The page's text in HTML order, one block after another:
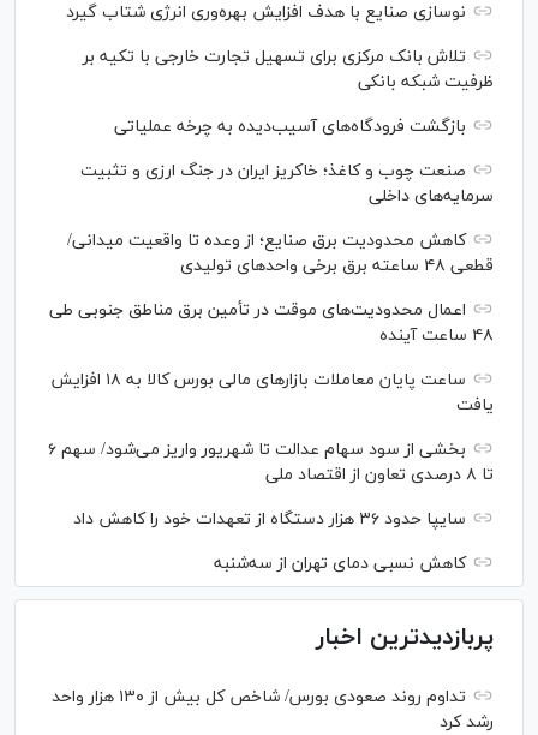
نوسازی صنایع با هدف افزایش بهره‌وری انرژی شتاب گیرد
تلاش بانک مرکزی برای تسهیل تجارت خارجی با تکیه بر
ظرفیت شبکه بانکی
بازگشت فرودگاه‌های آسیب‌دیده به چرخه عملیاتی
صنعت چوب و کاغذ؛ خاکریز ایران در جنگ ارزی و تثبیت
سرمایه‌های داخلی
کاهش محدودیت برق صنایع؛ از وعده تا واقعیت میدانی/
قطعی ۴۸ ساعته برق برخی واحد‌های تولیدی
اعمال محدودیت‌های موقت در تأمین برق مناطق جنوبی طی
۴۸ ساعت آینده
ساعت پایان معاملات بازار‌های مالی بورس کالا به ۱۸ افزایش
یافت
بخشی از سود سهام عدالت تا شهریور واریز می‌شود/ سهم ۶
تا ۸ درصدی تعاون از اقتصاد ملی
سایپا حدود ۳۶ هزار دستگاه از تعهدات خود را کاهش داد
کاهش نسبی دمای تهران از سه‌شنبه
پربازدیدترین اخبار
تداوم روند صعودی بورس/ شاخص کل بیش از ۱۳۰ هزار واحد
رشد کرد